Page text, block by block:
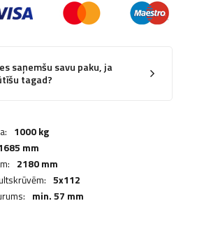
saņemšu savu paku, ja
tagad?
1000 kg
mm
2180 mm
5x112
min. 57 mm